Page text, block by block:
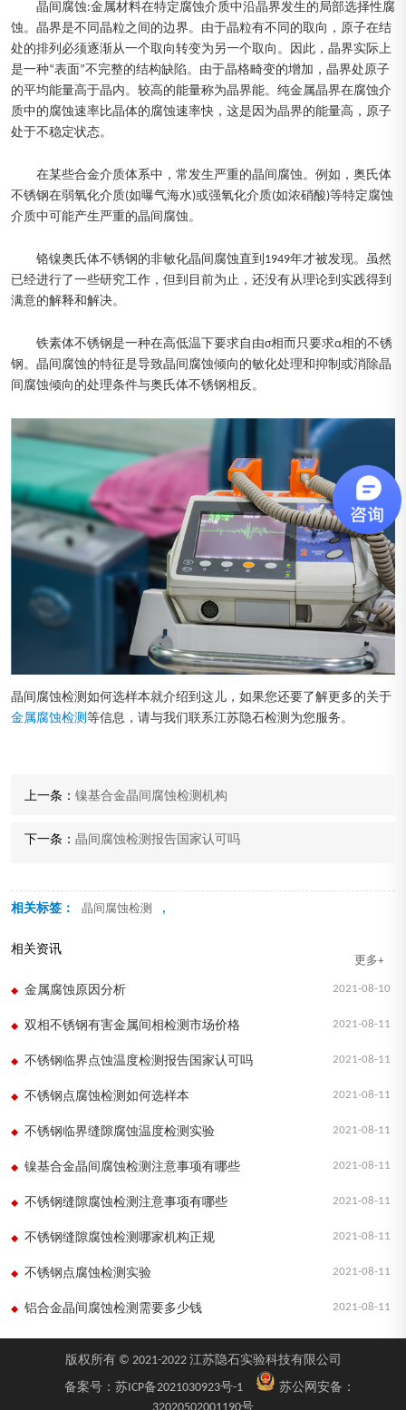
晶间腐蚀:金属材料在特定腐蚀介质中沿晶界发生的局部选择性腐
蚀。晶界是不同晶粒之间的边界。由于晶粒有不同的取向，原子在结
处的排列必须逐渐从一个取向转变为另一个取向。因此，晶界实际上
是一种“表面”不完整的结构缺陷。由于晶格畸变的增加，晶界处原子
的平均能量高于晶内。较高的能量称为晶界能。纯金属晶界在腐蚀介
质中的腐蚀速率比晶体的腐蚀速率快，这是因为晶界的能量高，原子
处于不稳定状态。
在某些合金介质体系中，常发生严重的晶间腐蚀。例如，奥氏体
不锈钢在弱氧化介质(如曝气海水)或强氧化介质(如浓硝酸)等特定腐蚀
介质中可能产生严重的晶间腐蚀。
铬镍奥氏体不锈钢的非敏化晶间腐蚀直到1949年才被发现。虽然
已经进行了一些研究工作，但到目前为止，还没有从理论到实践得到
满意的解释和解决。
铁素体不锈钢是一种在高低温下要求自由σ相而只要求α相的不锈
钢。晶间腐蚀的特征是导致晶间腐蚀倾向的敏化处理和抑制或消除晶
间腐蚀倾向的处理条件与奥氏体不锈钢相反。
晶间腐蚀检测如何选样本就介绍到这儿，如果您还要了解更多的关于
金属腐蚀检测等信息，请与我们联系江苏隐石检测为您服务。
上一条： 镍基合金晶间腐蚀检测机构
下一条： 晶间腐蚀检测报告国家认可吗
相关标签： 晶间腐蚀检测 ,
相关资讯
更多+
2021-08-10
金属腐蚀原因分析
2021-08-11
双相不锈钢有害金属间相检测市场价格
2021-08-11
不锈钢临界点蚀温度检测报告国家认可吗
2021-08-11
不锈钢点腐蚀检测如何选样本
2021-08-11
不锈钢临界缝隙腐蚀温度检测实验
2021-08-11
镍基合金晶间腐蚀检测注意事项有哪些
2021-08-11
不锈钢缝隙腐蚀检测注意事项有哪些
2021-08-11
不锈钢缝隙腐蚀检测哪家机构正规
2021-08-11
不锈钢点腐蚀检测实验
2021-08-11
铝合金晶间腐蚀检测需要多少钱
版权所有 © 2021-2022 江苏隐石实验科技有限公司
备案号： 苏ICP备2021030923号-1
苏公网安备：